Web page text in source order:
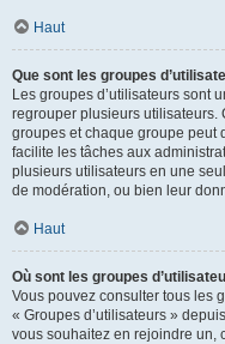
Haut
Que sont les groupes
Les groupes d’utilisateurs sont
regrouper plusieurs
groupes et chaque groupe peut
facilite les tâches aux
plusieurs utilisateurs en une
de modération, ou bien leur
Haut
Où sont les groupes
Vous pouvez consulter tous les
« Groupes d’utilisateurs »
vous souhaitez en rejoindre un,